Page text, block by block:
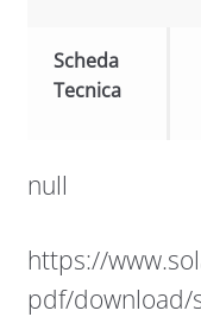
Scheda
Tecnica
null
https://
pdf/download/